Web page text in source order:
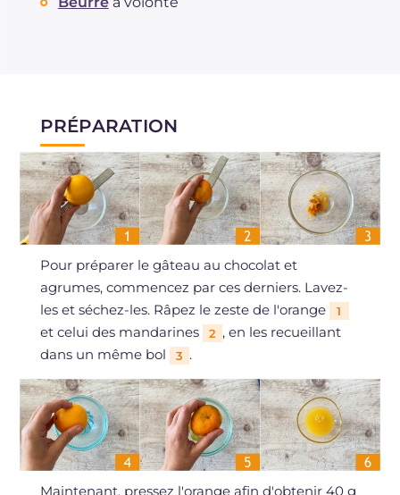
PRÉPARATION
Pour préparer le gâteau au chocolat et
agrumes, commencez par ces derniers. Lavez-
les et séchez-les. Râpez le zeste de l'orange
1
et celui des mandarines 2 , en les recueillant
dans un même bol
3 .
Maintenant, pressez l'orange afin d'obtenir 40 g